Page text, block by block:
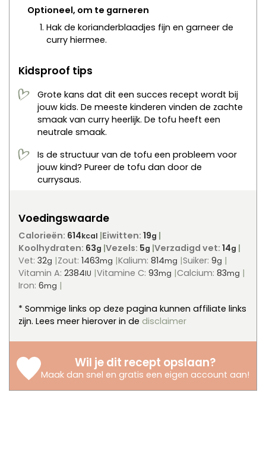
Optioneel, om te garneren
Hak de korianderblaadjes fijn en garneer de
curry hiermee.
Kidsproof tips
Grote kans dat dit een succes recept wordt bij
jouw kids. De meeste kinderen vinden de zachte
smaak van curry heerlijk. De tofu heeft een
neutrale smaak.
Is de structuur van de tofu een probleem voor
jouw kind? Pureer de tofu dan door de
currysaus.
Voedingswaarde
Calorieën: 614kcal
Koolhydraten: 63g
Eiwitten: 19g
Vet: 32g
Verzadigd vet: 14g
Zout: 1463mg Kalium: 814mg
Vezels: 5g
Suiker: 9g
Vitamin A: 2384IU Vitamine C: 93mg Calcium: 83mg
Iron: 6mg
* Sommige links op deze pagina kunnen affiliate links
zijn. Lees meer hierover in de
disclaimer
Wil je dit recept opslaan?
Maak dan snel en gratis een eigen account aan!